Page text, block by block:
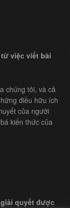
việc viết bài
chúng tôi, và cả
điều hữu ích
của người
kiến thức của
quyết được